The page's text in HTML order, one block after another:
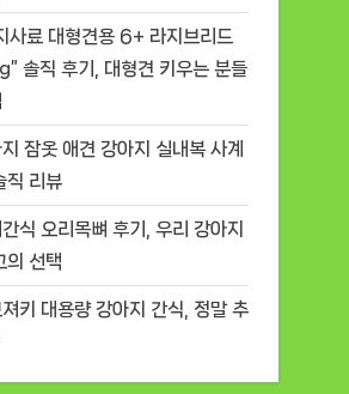
사료 대형견용 6+ 라지브리드
솔직 후기, 대형견 키우는 분들
잠옷 애견 강아지 실내복 사계
직 리뷰
식 오리목뼈 후기, 우리 강아지
의 선택
키 대용량 강아지 간식, 정말 추